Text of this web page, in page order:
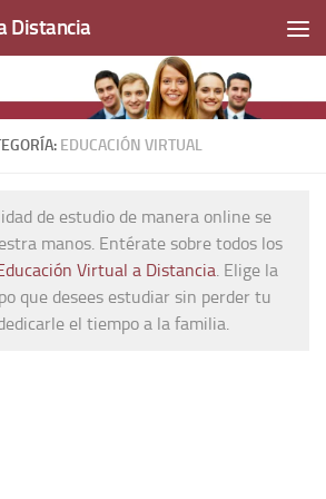
Distancia
EDUCACIÓN VIRTUAL
de estudio de manera online se
manos. Entérate sobre todos los
Virtual a Distancia . Elige la
que desees estudiar sin perder tu
el tiempo a la familia.